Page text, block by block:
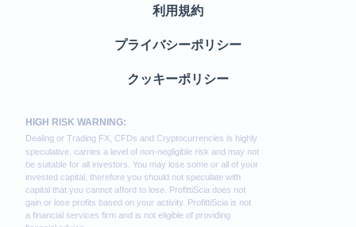
利用規約
プライバシーポリシー
クッキーポリシー